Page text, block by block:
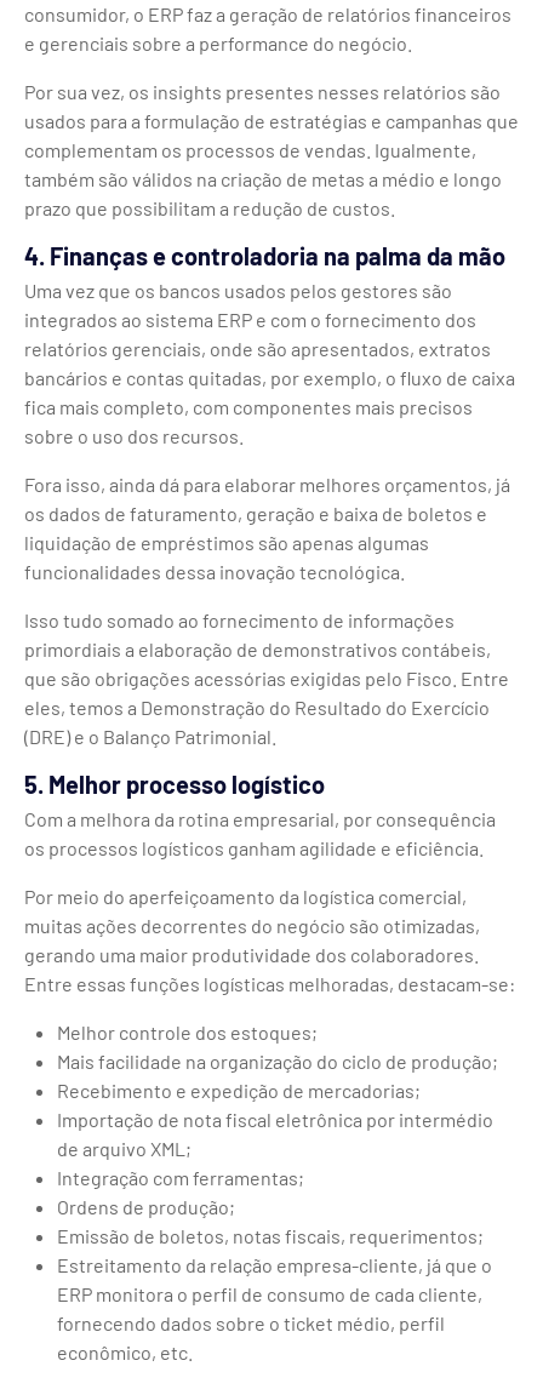
consumidor, o ERP faz a geração de relatórios financeiros
e gerenciais sobre a performance do negócio.
Por sua vez, os insights presentes nesses relatórios são
usados para a formulação de estratégias e campanhas que
complementam os processos de vendas. Igualmente,
também são válidos na criação de metas a médio e longo
prazo que possibilitam a redução de custos.
4. Finanças e controladoria na palma da mão
Uma vez que os bancos usados pelos gestores são
integrados ao sistema ERP e com o fornecimento dos
relatórios gerenciais, onde são apresentados, extratos
bancários e contas quitadas, por exemplo, o fluxo de caixa
fica mais completo, com componentes mais precisos
sobre o uso dos recursos.
Fora isso, ainda dá para elaborar melhores orçamentos, já
os dados de faturamento, geração e baixa de boletos e
liquidação de empréstimos são apenas algumas
funcionalidades dessa inovação tecnológica.
Isso tudo somado ao fornecimento de informações
primordiais a elaboração de demonstrativos contábeis,
que são obrigações acessórias exigidas pelo Fisco. Entre
eles, temos a Demonstração do Resultado do Exercício
(DRE) e o Balanço Patrimonial.
5. Melhor processo logístico
Com a melhora da rotina empresarial, por consequência
os processos logísticos ganham agilidade e eficiência.
Por meio do aperfeiçoamento da logística comercial,
muitas ações decorrentes do negócio são otimizadas,
gerando uma maior produtividade dos colaboradores.
Entre essas funções logísticas melhoradas, destacam-se:
Melhor controle dos estoques;
Mais facilidade na organização do ciclo de produção;
Recebimento e expedição de mercadorias;
Importação de nota fiscal eletrônica por intermédio
de arquivo XML;
Integração com ferramentas;
Ordens de produção;
Emissão de boletos, notas fiscais, requerimentos;
Estreitamento da relação empresa-cliente, já que o
ERP monitora o perfil de consumo de cada cliente,
fornecendo dados sobre o ticket médio, perfil
econômico, etc.